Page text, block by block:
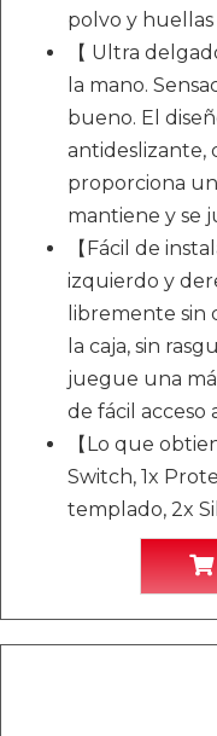
polvo y huellas
【 Ultra
la mano.
bueno. El
antideslizante,
proporciona
mantiene y se
【Fácil de
izquierdo y
libremente sin
la caja, sin
juegue una
de fácil acceso
【Lo que
Switch, 1x
templado, 2x